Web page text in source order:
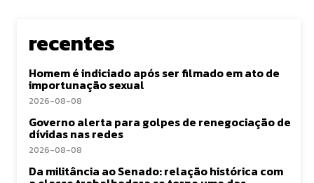
recentes
Homem é indiciado após ser filmado em ato de
importunação sexual
2026-08-08
Governo alerta para golpes de renegociação de
dívidas nas redes
2026-08-08
Da militância ao Senado: relação histórica com